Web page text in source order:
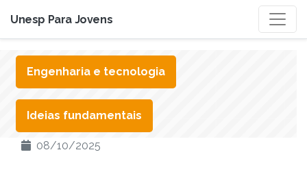
Unesp Para Jovens
Engenharia e tecnologia
Ideias fundamentais
08/10/2025